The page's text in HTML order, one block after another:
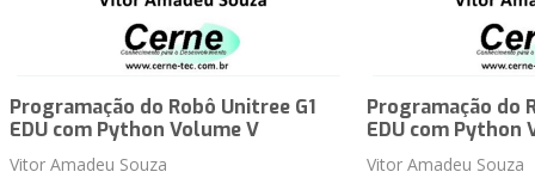
Programação do Robô Unitree G1
EDU com Python Volume V
Vitor Amadeu Souza
Programação do
EDU com Python
Vitor Amadeu Souza